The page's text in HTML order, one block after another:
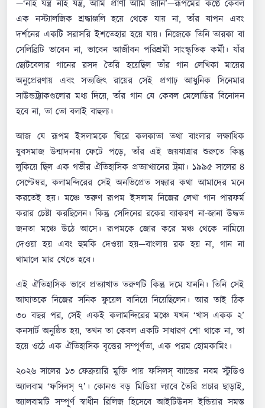
—‘নহি যন্ত্র নহি যন্ত্র, আমি প্রাণী আমি জানি’—রূপমের কণ্ঠে কেবল
এক নস্ট্যালজিক শ্রদ্ধাঞ্জলি হয়ে থেকে যায় না, তাঁর যাপন এবং
দর্শনের একটি সরাসরি ইশতেহার হয়ে যায়। নিজেকে তিনি তারকা বা
সেলিব্রিটি ভাবেন না, ভাবেন আজীবন পরিশ্রমী সাংস্কৃতিক কর্মী। যাঁর
ছোটবেলার গানের রসদ তৈরি হয়েছিল তাঁর গান লেখিকা মায়ের
অনুপ্রেরণায় এবং সত্যজিৎ রায়ের সেই প্রগাঢ় আধুনিক সিনেমার
সাউন্ডট্র্যাকগুলোর মধ্য দিয়ে, তাঁর গান যে কেবল মেলোডির বিনোদন
হবে না, তা তো বলাই বাহুল্য।
আজ যে রূপম ইসলামকে ঘিরে কলকাতা তথা বাংলার লক্ষাধিক
যুবসমাজ উন্মাদনায় ফেটে পড়ে, তাঁর এই জয়যাত্রার শুরুতে কিন্তু
লুকিয়ে ছিল এক গভীর ঐতিহাসিক প্রত্যাখ্যানের ট্রমা। ১৯৯৫ সালের ৪
সেপ্টেম্বর, কলামন্দিরের সেই অনভিপ্রেত সন্ধ্যার কথা আমাদের মনে
করতেই হয়। মঞ্চে তরুণ রূপম ইসলাম নিজের লেখা গান পারফর্ম
করার চেষ্টা করছিলেন। কিন্তু সেদিনের রকের ব্যাকরণ না-জানা উদ্ধত
জনতা মঞ্চে উঠে আসে। রূপমকে জোর করে মঞ্চ থেকে নামিয়ে
দেওয়া হয় এবং হুমকি দেওয়া হয়—বাংলায় রক হয় না, গান না
থামালে মার খেতে হবে।
এই ঐতিহাসিক ভাবে প্রত্যাখাত তরুণটি কিন্তু দমে যাননি। তিনি সেই
আঘাতকে নিজের সনিক ফুয়েল বানিয়ে নিয়েছিলেন। আর তাই ঠিক
৩০ বছর পর, সেই একই কলামন্দিরের মঞ্চে যখন ‘খাস একক ২’
কনসার্ট অনুষ্ঠিত হয়, তখন তা কেবল একটি সাধারণ শো থাকে না, তা
হয়ে ওঠে এক ঐতিহাসিক বৃত্তের সম্পূর্ণতা, এক পরম হোমকামিং।
২০২৬ সালের ১৩ ফেব্রুয়ারি মুক্তি পায় ফসিলস্‌ ব্যান্ডের নবম স্টুডিও
অ্যালবাম ‘ফসিলস্‌ ৭’। কোনও বড় মিডিয়া ল্যাবে তৈরি প্রচার ছাড়াই,
অ্যালবামটি সম্পূর্ণ স্বাধীন রিলিজ হিসেবে আইটিউনস ইন্ডিয়ার সমস্ত